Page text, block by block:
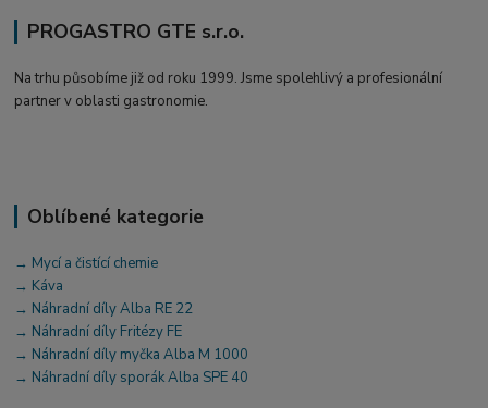
PROGASTRO GTE s.r.o.
Na trhu působíme již od roku 1999. Jsme spolehlivý a profesionální
partner v oblasti gastronomie.
Oblíbené kategorie
→ Mycí a čistící chemie
→ Káva
→ Náhradní díly Alba RE 22
→ Náhradní díly Fritézy FE
→ Náhradní díly myčka Alba M 1000
→ Náhradní díly sporák Alba SPE 40